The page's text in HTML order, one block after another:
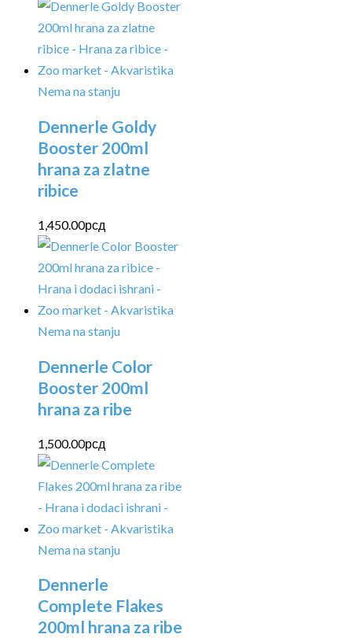
Nema na stanju
Dennerle Goldy
Booster 200ml
hrana za zlatne
ribice
1,450.00рсд
Nema na stanju
Dennerle Color
Booster 200ml
hrana za ribe
1,500.00рсд
Nema na stanju
Dennerle
Complete Flakes
200ml hrana za ribe